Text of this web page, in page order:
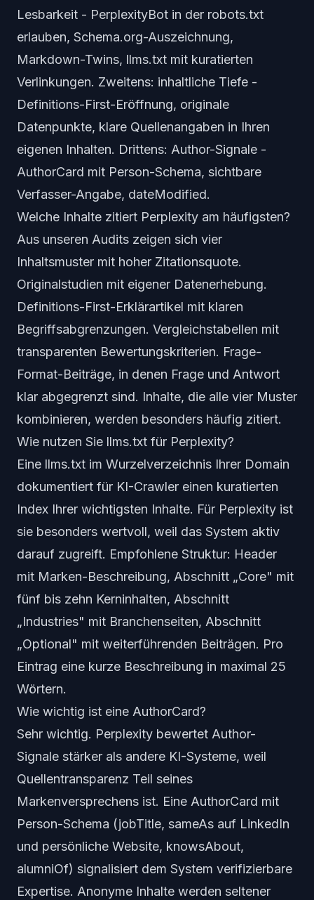
Lesbarkeit - PerplexityBot in der robots.txt
erlauben, Schema.org-Auszeichnung,
Markdown-Twins, llms.txt mit kuratierten
Verlinkungen. Zweitens: inhaltliche Tiefe -
Definitions-First-Eröffnung, originale
Datenpunkte, klare Quellenangaben in Ihren
eigenen Inhalten. Drittens: Author-Signale -
AuthorCard mit Person-Schema, sichtbare
Verfasser-Angabe, dateModified.
Welche Inhalte zitiert Perplexity am häufigsten?
Aus unseren Audits zeigen sich vier
Inhaltsmuster mit hoher Zitationsquote.
Originalstudien mit eigener Datenerhebung.
Definitions-First-Erklärartikel mit klaren
Begriffsabgrenzungen. Vergleichstabellen mit
transparenten Bewertungskriterien. Frage-
Format-Beiträge, in denen Frage und Antwort
klar abgegrenzt sind. Inhalte, die alle vier Muster
kombinieren, werden besonders häufig zitiert.
Wie nutzen Sie llms.txt für Perplexity?
Eine llms.txt im Wurzelverzeichnis Ihrer Domain
dokumentiert für KI-Crawler einen kuratierten
Index Ihrer wichtigsten Inhalte. Für Perplexity ist
sie besonders wertvoll, weil das System aktiv
darauf zugreift. Empfohlene Struktur: Header
mit Marken-Beschreibung, Abschnitt „Core" mit
fünf bis zehn Kerninhalten, Abschnitt
„Industries" mit Branchenseiten, Abschnitt
„Optional" mit weiterführenden Beiträgen. Pro
Eintrag eine kurze Beschreibung in maximal 25
Wörtern.
Wie wichtig ist eine AuthorCard?
Sehr wichtig. Perplexity bewertet Author-
Signale stärker als andere KI-Systeme, weil
Quellentransparenz Teil seines
Markenversprechens ist. Eine AuthorCard mit
Person-Schema (jobTitle, sameAs auf LinkedIn
und persönliche Website, knowsAbout,
alumniOf) signalisiert dem System verifizierbare
Expertise. Anonyme Inhalte werden seltener